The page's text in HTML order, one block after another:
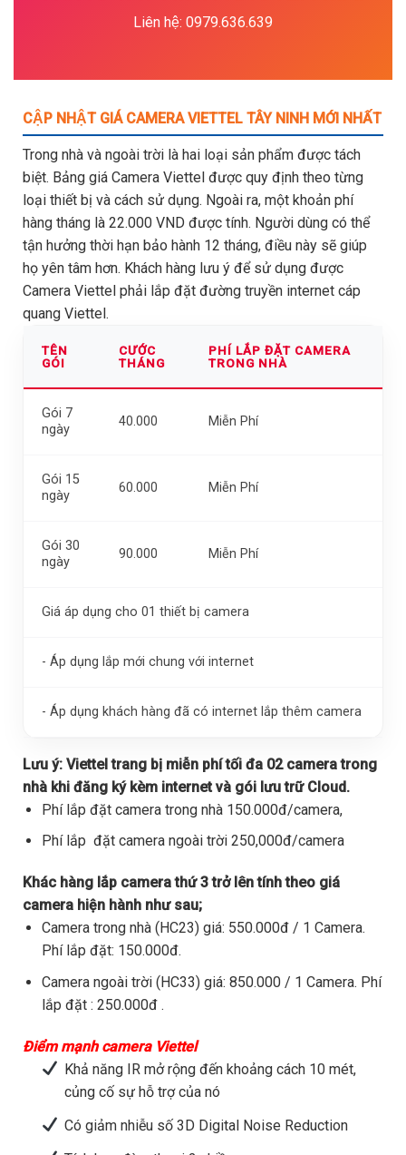
Liên hệ: 0979.636.639
CẬP NHẬT GIÁ CAMERA VIETTEL TÂY NINH MỚI NHẤT
Trong nhà và ngoài trời là hai loại sản phẩm được tách
biệt. Bảng giá Camera Viettel được quy định theo từng
loại thiết bị và cách sử dụng. Ngoài ra, một khoản phí
hàng tháng là 22.000 VND được tính. Người dùng có thể
tận hưởng thời hạn bảo hành 12 tháng, điều này sẽ giúp
họ yên tâm hơn. Khách hàng lưu ý để sử dụng được
Camera Viettel phải lắp đặt đường truyền internet cáp
quang Viettel.
TÊN
GÓI
CƯỚC
THÁNG
PHÍ LẮP ĐẶT CAMERA
TRONG NHÀ
Gói 7
ngày
40.000 Miễn Phí
Gói 15
ngày
60.000 Miễn Phí
Gói 30
ngày
90.000 Miễn Phí
Giá áp dụng cho 01 thiết bị camera
- Áp dụng lắp mới chung với internet
- Áp dụng khách hàng đã có internet lắp thêm camera
Lưu ý: Viettel trang bị miễn phí tối đa 02 camera trong
nhà khi đăng ký kèm internet và gói lưu trữ Cloud.
Phí lắp đặt camera trong nhà 150.000đ/camera,
Phí lắp đặt camera ngoài trời 250,000đ/camera
Khác hàng lắp camera thứ 3 trở lên tính theo giá
camera hiện hành như sau;
Camera trong nhà (HC23) giá: 550.000đ / 1 Camera.
Phí lắp đặt: 150.000đ.
Camera ngoài trời (HC33) giá: 850.000 / 1 Camera. Phí
lắp đặt : 250.000đ .
Điểm mạnh camera Viettel
Khả năng IR mở rộng đến khoảng cách 10 mét,
củng cố sự hỗ trợ của nó
Có giảm nhiễu số 3D Digital Noise Reduction